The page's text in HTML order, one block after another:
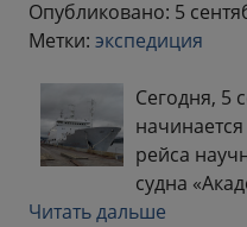
Опубликовано: 5
Метки: экспедиция
Сегодня, 5
рейса
судна
Читать дальше